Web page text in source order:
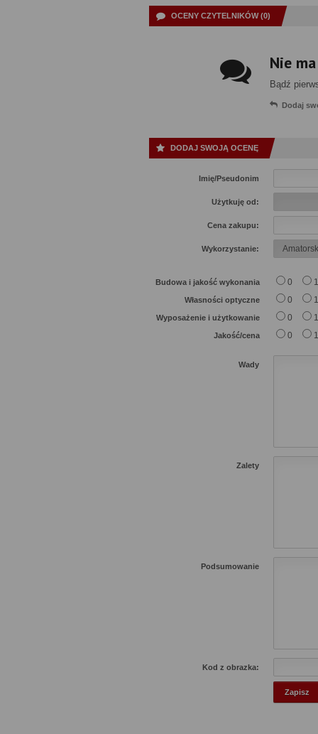
OCENY CZYTELNIKÓW (0)
Nie
Bądź
Dodaj
DODAJ SWOJĄ OCENĘ
Imię/Pseudonim
Użytkuję od:
Cena zakupu:
Wykorzystanie:
Budowa i jakość wykonania 0 1
Własności optyczne 0 1
Wyposażenie i użytkowanie 0 1
Jakość/cena 0 1
Wady
Zalety
Podsumowanie
Kod z obrazka: